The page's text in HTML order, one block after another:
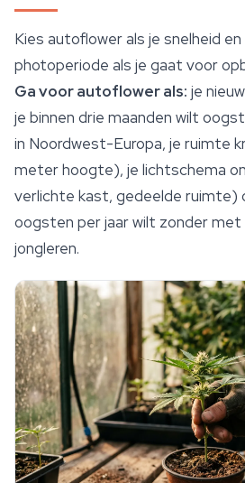
Kies autoflower als je snelheid
photoperiode als je gaat voor
Ga voor autoflower als: je
je binnen drie maanden wilt
in Noordwest-Europa, je ruimte
meter hoogte), je lichtschema
verlichte kast, gedeelde ruimte)
oogsten per jaar wilt zonder
jongleren.